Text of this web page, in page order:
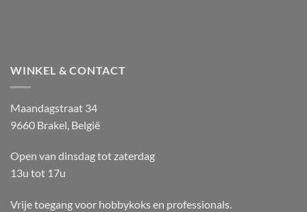
WINKEL & CONTACT
Maandagstraat 34
9660 Brakel, België
Open van dinsdag tot zaterdag
13u tot 17u
Vrije toegang voor hobbykoks en professionals.